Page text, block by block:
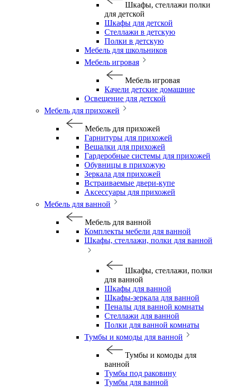
Шкафы, стеллажи полки
для детской
Шкафы для детской
Стеллажи в детскую
Полки в детскую
Мебель для школьников
Мебель игровая
Мебель игровая
Качели детские домашние
Освещение для детской
Мебель для прихожей
Мебель для прихожей
Гарнитуры для прихожей
Вешалки для прихожей
Гардеробные системы для прихожей
Обувницы в прихожую
Зеркала для прихожей
Встраиваемые двери-купе
Аксессуары для прихожей
Мебель для ванной
Мебель для ванной
Комплекты мебели для ванной
Шкафы, стеллажи, полки для ванной
Шкафы, стеллажи, полки
для ванной
Шкафы для ванной
Шкафы-зеркала для ванной
Пеналы для ванной комнаты
Стеллажи для ванной
Полки для ванной комнаты
Тумбы и комоды для ванной
Тумбы и комоды для
ванной
Тумбы под раковину
Тумбы для ванной